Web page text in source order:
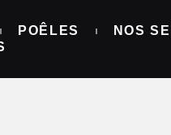
POÊLES NOS